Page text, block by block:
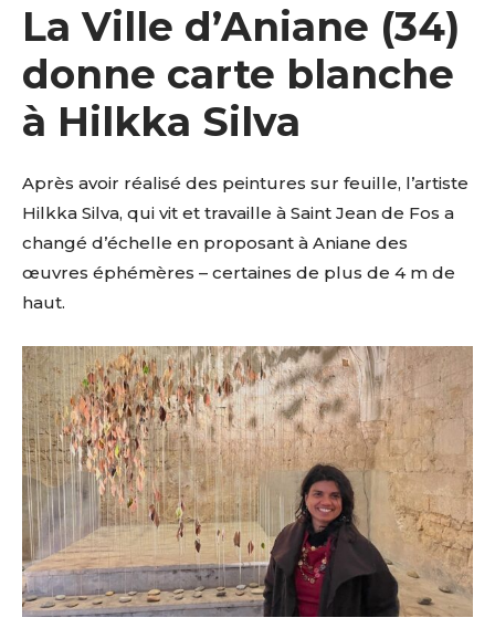
La Ville d’Aniane (34)
donne carte blanche
à Hilkka Silva
Après avoir réalisé des peintures sur feuille, l’artiste
Hilkka Silva, qui vit et travaille à Saint Jean de Fos a
changé d’échelle en proposant à Aniane des
œuvres éphémères – certaines de plus de 4 m de
haut.